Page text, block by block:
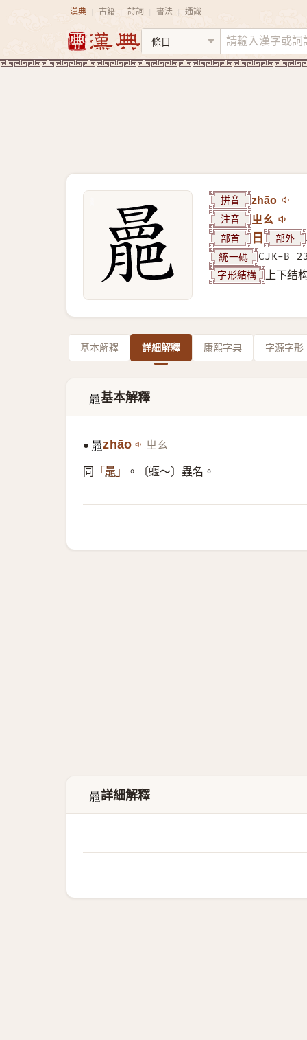
漢典 古籍 詩詞 書法 通識
拼音 zhāo
注音 ㄓㄠ
部首 日 部外
統一碼 CJK-B
字形結構 上下结
基本解釋 詳細解釋 康熙字典 字源字形
𣋍基本解釋
● 𣋍 zhāo ㄓㄠ
同 「 鼂 」 。〔蝘～〕蟲名。
𣋍詳細解釋